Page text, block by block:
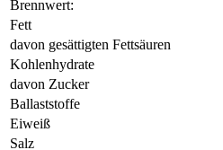
Brennwert:
Fett
davon gesättigten Fettsäuren
Kohlenhydrate
davon Zucker
Ballaststoffe
Eiweiß
Salz